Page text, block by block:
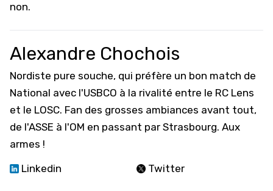
non.
Alexandre Chochois
Nordiste pure souche, qui préfère un bon match de
National avec l'USBCO à la rivalité entre le RC Lens
et le LOSC. Fan des grosses ambiances avant tout,
de l'ASSE à l'OM en passant par Strasbourg. Aux
armes !
Linkedin
Twitter